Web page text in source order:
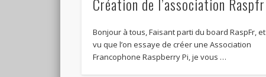
Bonjour à tous, Faisant parti du board RaspFr, et
vu que l’on essaye de créer une Association
Francophone Raspberry Pi, je vous …